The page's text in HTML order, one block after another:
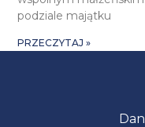
podziale majątku
PRZECZYTAJ »